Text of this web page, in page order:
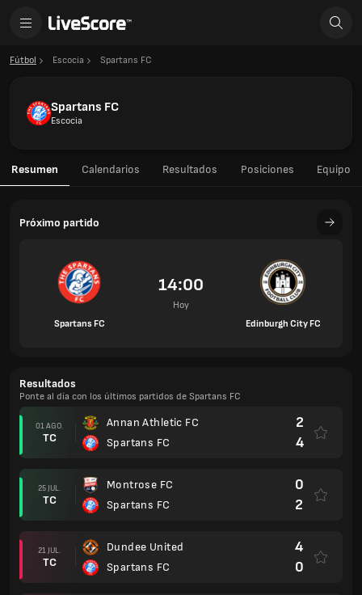
Fútbol Escocia Spartans FC
Spartans FC
Escocia
Resumen Calendarios Resultados Posiciones Equipo
Próximo partido
Spartans FC
14:00
Hoy
Edinburgh City FC
Resultados
Ponte al día con los últimos partidos de Spartans FC
01 AGO.
TC
Annan Athletic FC
Spartans FC
2
4
25 JUL.
TC
Montrose FC
Spartans FC
0
2
21 JUL.
TC
Dundee United
Spartans FC
4
0